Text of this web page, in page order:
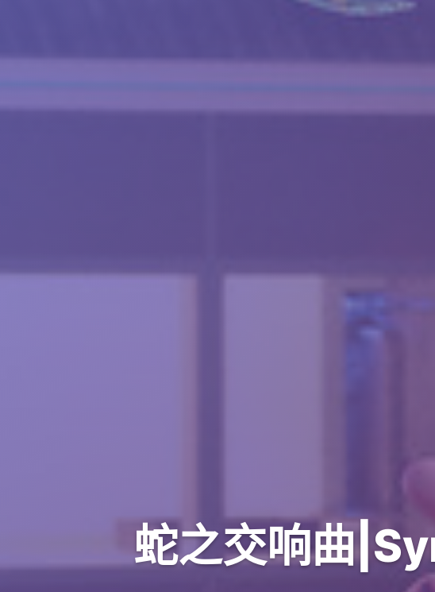
蛇之交响曲